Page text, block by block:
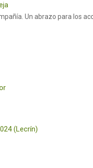
Un abrazo para los
(Lecrín)